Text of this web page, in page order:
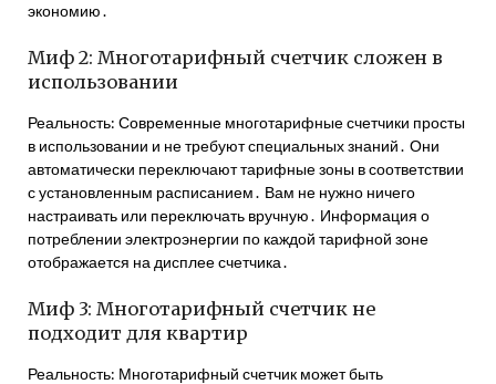
экономию․
Миф 2: Многотарифный счетчик сложен в
использовании
Реальность: Современные многотарифные счетчики просты
в использовании и не требуют специальных знаний․ Они
автоматически переключают тарифные зоны в соответствии
с установленным расписанием․ Вам не нужно ничего
настраивать или переключать вручную․ Информация о
потреблении электроэнергии по каждой тарифной зоне
отображается на дисплее счетчика․
Миф 3: Многотарифный счетчик не
подходит для квартир
Реальность: Многотарифный счетчик может быть